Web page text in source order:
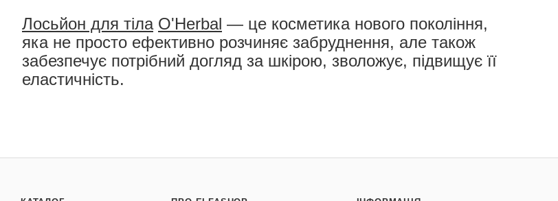
Лосьйон для тіла O'Herbal — це косметика нового покоління,
яка не просто ефективно розчиняє забруднення, але також
забезпечує потрібний догляд за шкірою, зволожує, підвищує її
еластичність.